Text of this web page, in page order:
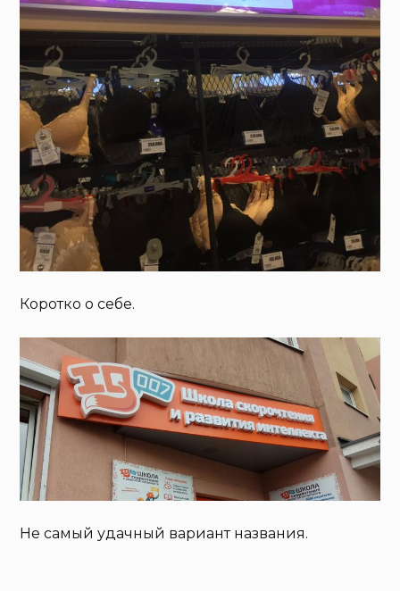
Коротко о себе.
Не самый удачный вариант названия.